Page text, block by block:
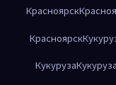
Красноярск
Красноярск
КукурузаКукуруза